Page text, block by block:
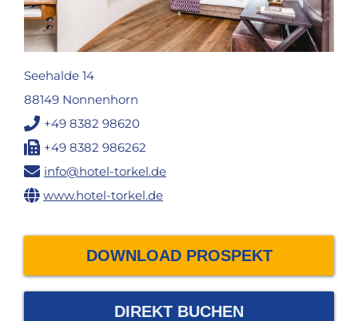
Seehalde 14
88149 Nonnenhorn
+49 8382 98620
+49 8382 986262
info@hotel-torkel.de
www.hotel-torkel.de
DOWNLOAD PROSPEKT
DIREKT BUCHEN